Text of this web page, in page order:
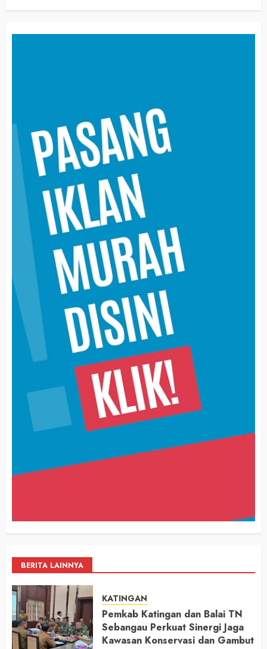
BERITA LAINNYA
KATINGAN
Pemkab Katingan dan Balai TN
Sebangau Perkuat Sinergi Jaga
Kawasan Konservasi dan Gambut